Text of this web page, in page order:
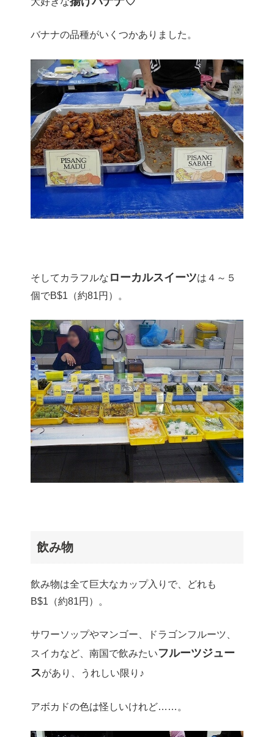
バナナの品種がいくつかありました。
そしてカラフルな ローカルスイーツは４～５
個でB$1（約81円）。
飲み物
飲み物は全て巨大なカップ入りで、どれも
B$1（約81円）。
サワーソップやマンゴー、ドラゴンフルーツ、
スイカなど、南国で飲みたいフルーツジュー
スがあり、うれしい限り♪
アボカドの色は怪しいけれど……。